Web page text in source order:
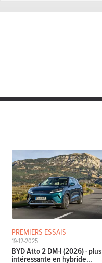
PREMIERS ESSAIS
19-12-2025
BYD Atto 2 DM-I (2026) - plus
intéressante en hybride...